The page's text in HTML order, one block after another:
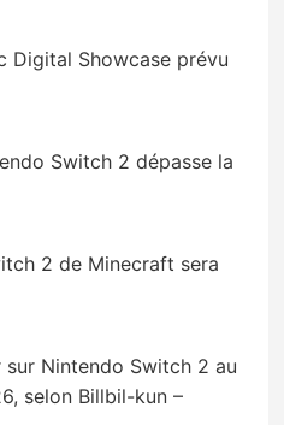
Digital Showcase prévu
Switch 2 dépasse la
2 de Minecraft sera
Nintendo Switch 2 au
selon Billbil-kun –